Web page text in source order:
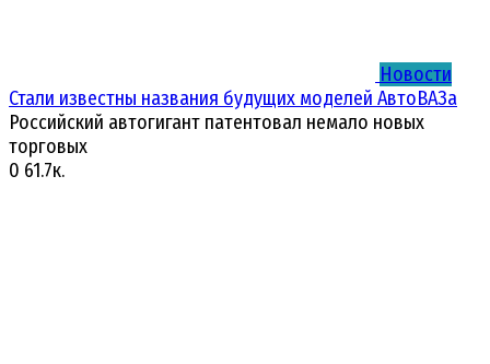
Новости
Стали известны названия будущих моделей АвтоВАЗа
Российский автогигант патентовал немало новых
торговых
0 61.7к.